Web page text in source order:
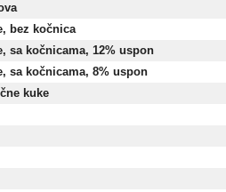
bez kočnica
sa kočnicama, 12% uspon
sa kočnicama, 8% uspon
kuke